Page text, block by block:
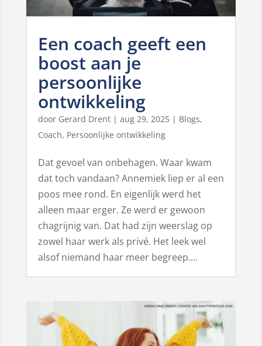
Een coach geeft een
boost aan je
persoonlijke
ontwikkeling
door Gerard Drent| aug 29, 2025| Blogs,
Coach, Persoonlijke ontwikkeling
Dat gevoel van onbehagen. Waar kwam
dat toch vandaan? Annemiek liep er al een
poos mee rond. En eigenlijk werd het
alleen maar erger. Ze werd er gewoon
chagrijnig van. Dat had zijn weerslag op
zowel haar werk als privé. Het leek wel
alsof niemand haar meer begreep....